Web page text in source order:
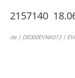
2157140
de | DE000EVNK013 |